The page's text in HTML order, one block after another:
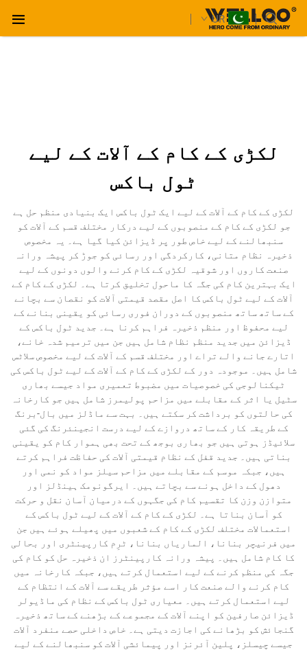
UR
لکڑی کے کام کے آلات کے لیے
ٹول باکس
لکڑی کے کام کے آلات کے لیے ایک ٹول باکس ایک بنیادی منظم حل ہے
جو لکڑی کے کام کے منصوبوں کے لیے درکار مختلف قسم کے آلات کو
سنبھالنے کے لیے خاص طور پر ڈیزائن کیا گیا ہے۔ یہ مخصوص
ذخیرہ نظام متانی، کارکردگی اور رسائی کو جوڑ کر پیشہ ورانہ
صنعت کاروں اور شوقیہ لکڑی کے کام کرنے والوں دونوں کے لیے
ایک بہترین کام کی جگہ کا ماحول تخلیق کرتا ہے۔ لکڑی کے کام کے
آلات کے لیے ٹول باکس کا اصل مقصد قیمتی آلات کو نقصان سے بچانے
کے ساتھ ساتھ منصوبوں کے دوران فوری رسائی کو یقینی بنانے کے
لیے محفوظ اور منظم ذخیرہ فراہم کرنا ہے۔ جدید ٹول باکس کے
ڈیزائن میں جدید منظم نظام شامل ہیں جن میں ترمیم شدہ خانے،
اتارے جانے والے تراے اور مختلف قسم کے آلات کے لیے مخصوص سلاٹس
شامل ہیں۔ موجودہ دور کے لکڑی کے کام کے آلات کے لیے ٹول باکس کی
ٹیکنالوجی کی خصوصیات میں مضبوط تعمیری مواد جیسے بھاری
سٹیل یا اثر کے مقابلے میں مزاحم پولیمرز شامل ہیں جو کارخانہ
کی حالتوں کو برداشت کر سکتے ہیں۔ بہت سے ماڈلز میں بال-برنگ
کے طریقہ کار کے ساتھ دروازے کے لیے درست انجینئرنگ کی گئی
سلائیڈز ہوتی ہیں جو بھاری بوجھ کے تحت بھی ہموار کام کو یقینی
بناتی ہیں۔ جدید قفل کے نظام قیمتی آلات کی حفاظت فراہم کرتے
ہیں، جبکہ موسم کے مقابلے میں مزاحم سیلز مواد کو نمی اور
دھول کے داخل ہونے سے بچاتے ہیں۔ ایرگونومک ہینڈلز اور
متوازن وزن کا تقسیم کام کی جگہوں کے درمیان آسان نقل و حرکت
کو آسان بناتا ہے۔ لکڑی کے کام کے آلات کے لیے ٹول باکس کے
استعمالات مختلف لکڑی کے کام کے شعبوں میں پھیلے ہوئے ہیں جن
میں فرنیچر بنانا، الماریاں بنانا، ٹرِم کارپینٹری اور بحالی
کا کام شامل ہیں۔ پیشہ ورانہ کارپینٹرز ان ذخیرہ حل کو کام کی
جگہ کی منظم کرنے کے لیے استعمال کرتے ہیں، جبکہ کارخانہ میں
کام کرنے والے صنعت کار اسے مؤثر طریقے سے آلات کے انتظام کے
لیے استعمال کرتے ہیں۔ معیاری ٹول باکس کے نظام کی ماڈیولر
ڈیزائن صارفین کو اپنے آلات کے مجموعے کے بڑھنے کے ساتھ ذخیرہ
گنجائش کو بڑھانے کی اجازت دیتی ہے۔ خاص داخلی حصے منفرد آلات
جیسے چیسلز، پلین آئرنز اور پیمائشی آلات کو سنبھالنے کے لیے